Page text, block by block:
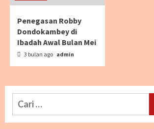
Penegasan Robby
Dondokambey di
Ibadah Awal Bulan Mei
3 bulan ago admin
Cari
untuk: